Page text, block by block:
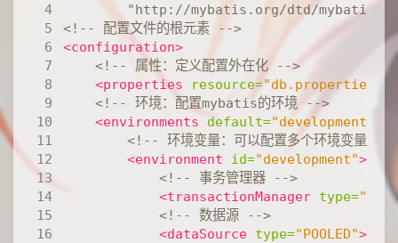
"http://mybatis.org/dtd/mybatis-
<!-- 配置文件的根元素 -->
<configuration>
<!-- 属性：定义配置外在化 -->
<properties
resource="db.properties"
<!-- 环境：配置mybatis的环境 -->
<environments
default="development"
<!-- 环境变量：可以配置多个环境变量，
<environment
id="development">
<!-- 事务管理器 -->
<transactionManager type=
<!-- 数据源 -->
<dataSource type="POOLED">